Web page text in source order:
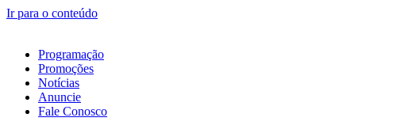
Ir para o conteúdo
Programação
Promoções
Notícias
Anuncie
Fale Conosco